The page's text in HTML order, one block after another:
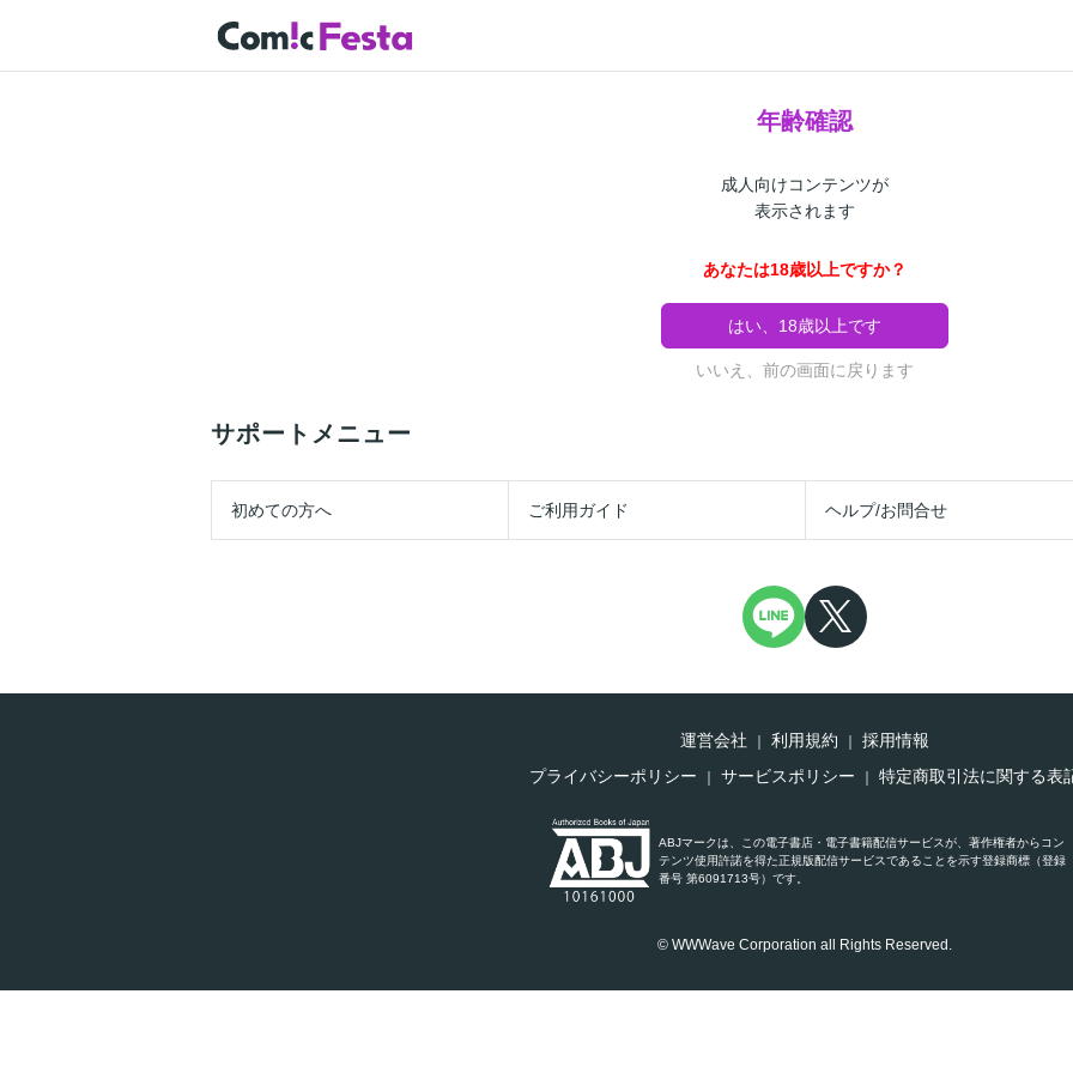
年齢確認
成人向けコンテンツが
表示されます
あなたは18歳以上ですか？
はい、18歳以上です
いいえ、前の画面に戻ります
サポートメニュー
初めての方へ ご利用ガイド ヘルプ/お問合せ
運営会社 利用規約
採用情報
プライバシーポリシー
サービスポリシー 特定商取引法に関する表
ABJマークは、この電子書店・電子書籍配信サービスが、著作権者からコン
テンツ使用許諾を得た正規版配信サービスであることを示す登録商標（登録
番号 第6091713号）です。
© WWWave Corporation all Rights Reserved.